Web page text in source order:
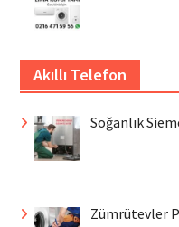
Akıllı Telefon
Soğanlık
Zümrütevler